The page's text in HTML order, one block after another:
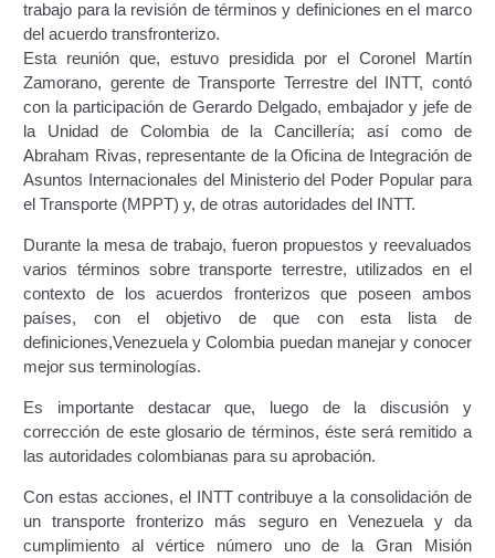
Educación Vial
Escuelas del Transporte e Instructores de Manejo
Estacionamientos registrados ante el INTT
Estructura Organizativa del INTT
Homologación
Autorización de Circulación Para Unidades Que
Transportan Mercancía De Alto Riesgo.
Constancia De Cumplimiento Sobre Homologación
Para Vehículos Importados.
Constancia de cumplimiento sobre la composición
Homologación de Prototipo Vehicular.
trabajo para la revisión de términos y definiciones en el marco
del acuerdo transfronterizo.
Esta reunión que, estuvo presidida por el Coronel Martín
Zamorano, gerente de Transporte Terrestre del INTT, contó
con la participación de Gerardo Delgado, embajador y jefe de
la Unidad de Colombia de la Cancillería; así como de
Abraham Rivas, representante de la Oficina de Integración de
Asuntos Internacionales del Ministerio del Poder Popular para
el Transporte (MPPT) y, de otras autoridades del INTT.
Durante la mesa de trabajo, fueron propuestos y reevaluados
varios términos sobre transporte terrestre, utilizados en el
contexto de los acuerdos fronterizos que poseen ambos
países, con el objetivo de que con esta lista de
definiciones,Venezuela y Colombia puedan manejar y conocer
mejor sus terminologías.
Es importante destacar que, luego de la discusión y
corrección de este glosario de términos, éste será remitido a
las autoridades colombianas para su aprobación.
Con estas acciones, el INTT contribuye a la consolidación de
un transporte fronterizo más seguro en Venezuela y da
cumplimiento al vértice número uno de la Gran Misión